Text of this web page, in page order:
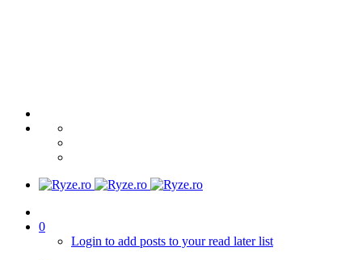
0
Login to add posts to your read later list